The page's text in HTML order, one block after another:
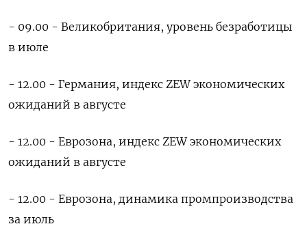
- 09.00 - Великобритания, уровень безработицы
в июле
- 12.00 - Германия, индекс ZEW экономических
ожиданий в августе
- 12.00 - Еврозона, индекс ZEW экономических
ожиданий в августе
- 12.00 - Еврозона, динамика промпроизводства
за июль